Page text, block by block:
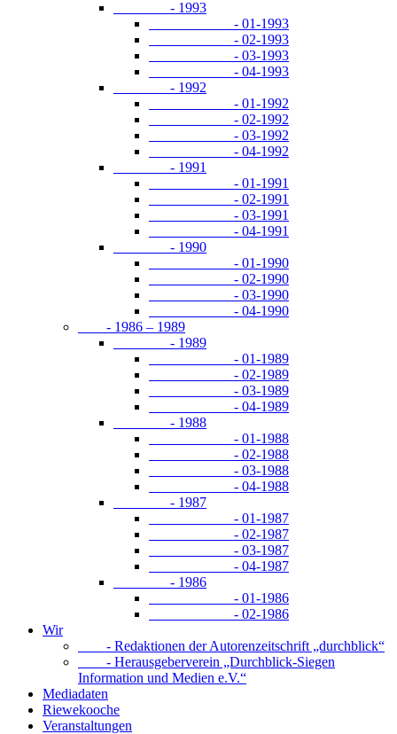
- 1993
- 01-1993
- 02-1993
- 03-1993
- 04-1993
- 1992
- 01-1992
- 02-1992
- 03-1992
- 04-1992
- 1991
- 01-1991
- 02-1991
- 03-1991
- 04-1991
- 1990
- 01-1990
- 02-1990
- 03-1990
- 04-1990
- 1986 – 1989
- 1989
- 01-1989
- 02-1989
- 03-1989
- 04-1989
- 1988
- 01-1988
- 02-1988
- 03-1988
- 04-1988
- 1987
- 01-1987
- 02-1987
- 03-1987
- 04-1987
- 1986
- 01-1986
- 02-1986
Wir
- Redaktionen der Autorenzeitschrift „durchblick“
- Herausgeberverein „Durchblick-Siegen
Information und Medien e.V.“
Mediadaten
Riewekooche
Veranstaltungen